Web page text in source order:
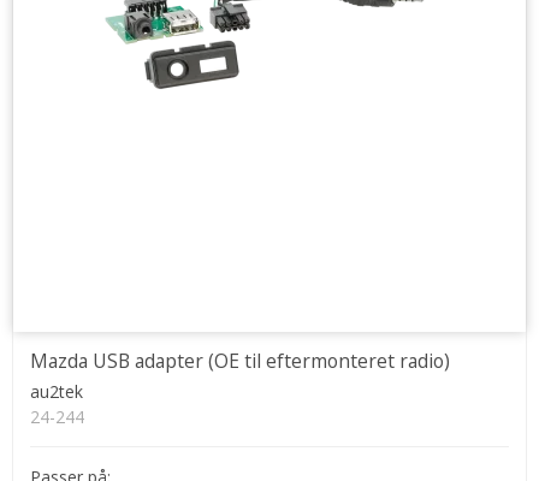
Mazda USB adapter (OE til eftermonteret radio)
au2tek
24-244